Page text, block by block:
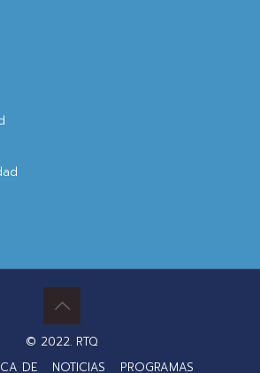
© 2022. RTQ
DE NOTICIAS PROGRAMAS